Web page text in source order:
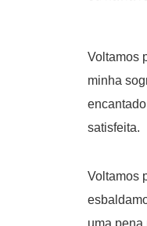
Voltamos
minha
satisfeita.
Voltamos
uma pena